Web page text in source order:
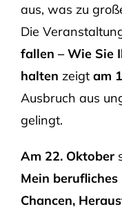
aus, was zu
Die
fallen – Wie Sie
halten zeigt am
Ausbruch aus
gelingt.
Am 22. Oktober
Mein berufliches
Chancen,